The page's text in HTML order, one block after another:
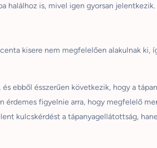
halálhoz is, mivel igen gyorsan jelentkezik.
kisere nem megfelelően alakulnak ki,
ebből ésszerűen következik, hogy a
érdemes figyelnie arra, hogy megfelelő
kulcskérdést a tápanyagellátottság,